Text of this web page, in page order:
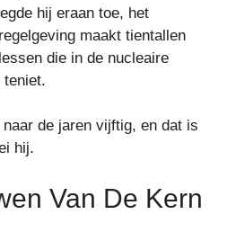
hij eraan toe, het
maakt tientallen
die in de nucleaire
teniet.
de jaren vijftig, en dat is
hij.
Van De Kern